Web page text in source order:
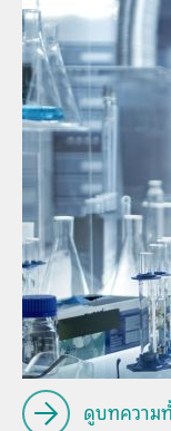
// Article
// Food &
// Ion
ดูบทความ